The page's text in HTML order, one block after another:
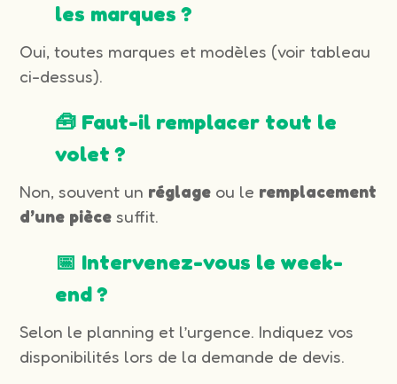
les marques ?
Oui, toutes marques et modèles (voir tableau
ci-dessus).
🧰 Faut-il remplacer tout le
volet ?
Non, souvent un réglage ou le remplacement
d’une pièce suffit.
📅 Intervenez-vous le week-
end ?
Selon le planning et l’urgence. Indiquez vos
disponibilités lors de la demande de devis.